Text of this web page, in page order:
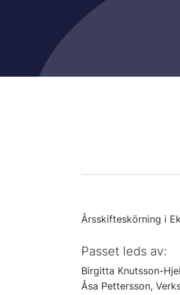
Årsskifteskörning i
Passet leds av:
Birgitta Knutsson-
Åsa Pettersson,